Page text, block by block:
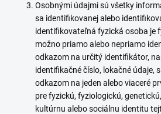
Osobnými údajmi sú všetky
sa identifikovanej alebo
identifikovateľná fyzická osoba je
možno priamo alebo nepriamo
odkazom na určitý identifikátor,
identifikačné číslo, lokačné údaje,
odkazom na jeden alebo viaceré
pre fyzickú, fyziologickú,
kultúrnu alebo sociálnu identitu